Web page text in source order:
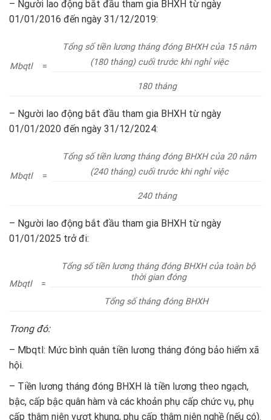
– Người lao động bắt đầu tham gia BHXH từ ngày
01/01/2016 đến ngày 31/12/2019:
Mbqtl =
Tổng số tiền lương tháng đóng BHXH của 15 năm
(180 tháng) cuối trước khi nghỉ việc
180 tháng
– Người lao động bắt đầu tham gia BHXH từ ngày
01/01/2020 đến ngày 31/12/2024:
Mbqtl =
Tổng số tiền lương tháng đóng BHXH của 20 năm
(240 tháng) cuối trước khi nghỉ việc
240 tháng
– Người lao động bắt đầu tham gia BHXH từ ngày
01/01/2025 trở đi:
Mbqtl =
Tổng số tiền lương tháng đóng BHXH của toàn bộ
thời gian đóng
Tổng số tháng đóng BHXH
Trong đó:
– Mbqtl: Mức bình quân tiền lương tháng đóng bảo hiểm xã
hội.
– Tiền lương tháng đóng BHXH là tiền lương theo ngạch,
bậc, cấp bậc quân hàm và các khoản phụ cấp chức vụ, phụ
cấp thâm niên vượt khung, phụ cấp thâm niên nghề (nếu có).